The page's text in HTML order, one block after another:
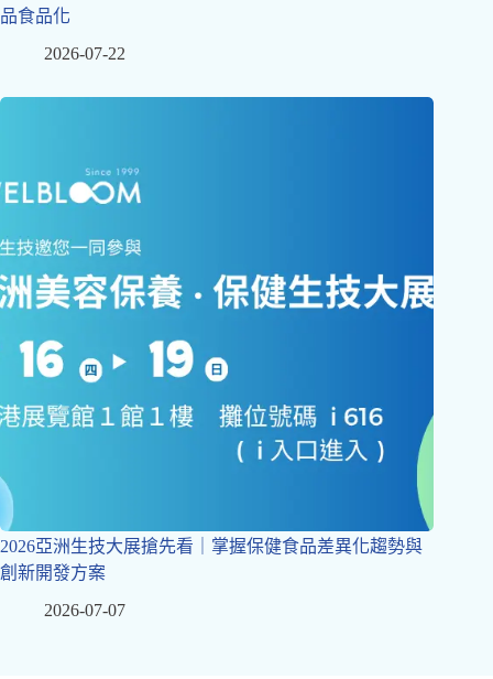
品食品化
2026-07-22
2026亞洲生技大展搶先看｜掌握保健食品差異化趨勢與
創新開發方案
2026-07-07